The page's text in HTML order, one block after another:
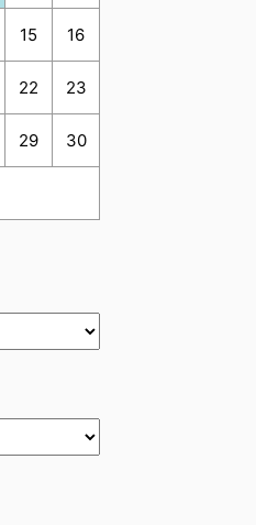
15 16
22 23
29 30